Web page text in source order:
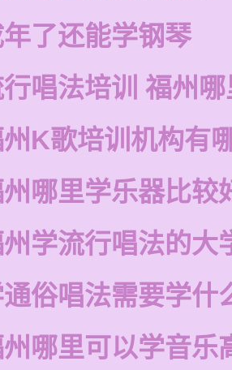
了还能学钢琴
唱法培训 福州
K歌培训机构有
哪里学乐器比较
学流行唱法的大
俗唱法需要学什
哪里可以学音乐